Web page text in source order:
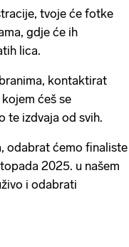
tvoje će fotke
gdje će ih
lica.
kontaktirat
ćeš se
te izdvaja od svih.
odabrat ćemo finaliste
2025. u našem
i odabrati